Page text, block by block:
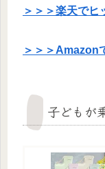
＞＞＞楽天でヒ
＞＞＞Amazon
子どもが